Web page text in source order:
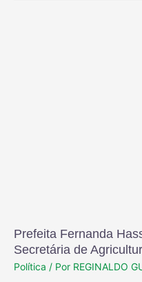
Prefeita Fernanda
Secretária de
Política / Por REGINALDO